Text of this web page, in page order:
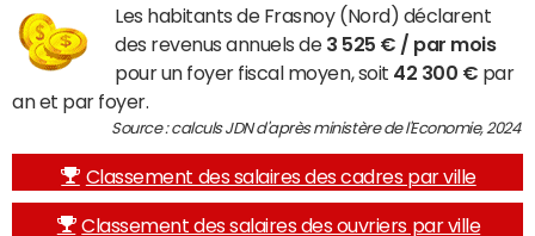
Les habitants de Frasnoy (Nord) déclarent
des revenus annuels de 3 525 € / par mois
pour un foyer fiscal moyen, soit 42 300 € par
an et par foyer.
Source : calculs JDN d'après ministère de l'Economie, 2024
Classement des salaires des cadres par ville
Classement des salaires des ouvriers par ville